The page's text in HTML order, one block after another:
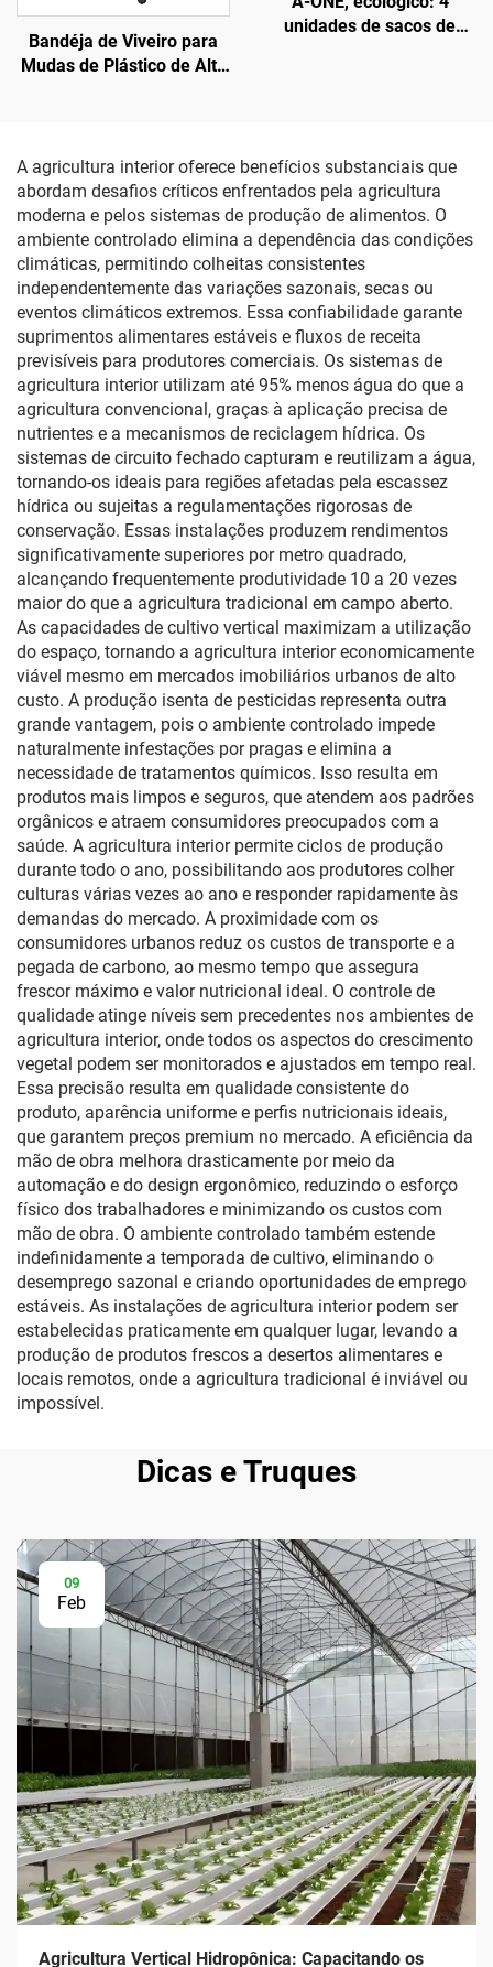
Bandéja de Viveiro para
Mudas de Plástico de Alta
unidades de sacos de
tomates e vegetais
A agricultura interior oferece benefícios substanciais que
abordam desafios críticos enfrentados pela agricultura
moderna e pelos sistemas de produção de alimentos. O
ambiente controlado elimina a dependência das condições
climáticas, permitindo colheitas consistentes
independentemente das variações sazonais, secas ou
eventos climáticos extremos. Essa confiabilidade garante
suprimentos alimentares estáveis e fluxos de receita
previsíveis para produtores comerciais. Os sistemas de
agricultura interior utilizam até 95% menos água do que a
agricultura convencional, graças à aplicação precisa de
nutrientes e a mecanismos de reciclagem hídrica. Os
sistemas de circuito fechado capturam e reutilizam a água,
tornando-os ideais para regiões afetadas pela escassez
hídrica ou sujeitas a regulamentações rigorosas de
conservação. Essas instalações produzem rendimentos
significativamente superiores por metro quadrado,
alcançando frequentemente produtividade 10 a 20 vezes
maior do que a agricultura tradicional em campo aberto.
As capacidades de cultivo vertical maximizam a utilização
do espaço, tornando a agricultura interior economicamente
viável mesmo em mercados imobiliários urbanos de alto
custo. A produção isenta de pesticidas representa outra
grande vantagem, pois o ambiente controlado impede
naturalmente infestações por pragas e elimina a
necessidade de tratamentos químicos. Isso resulta em
produtos mais limpos e seguros, que atendem aos padrões
orgânicos e atraem consumidores preocupados com a
saúde. A agricultura interior permite ciclos de produção
durante todo o ano, possibilitando aos produtores colher
culturas várias vezes ao ano e responder rapidamente às
demandas do mercado. A proximidade com os
consumidores urbanos reduz os custos de transporte e a
pegada de carbono, ao mesmo tempo que assegura
frescor máximo e valor nutricional ideal. O controle de
qualidade atinge níveis sem precedentes nos ambientes de
agricultura interior, onde todos os aspectos do crescimento
vegetal podem ser monitorados e ajustados em tempo real.
Essa precisão resulta em qualidade consistente do
produto, aparência uniforme e perfis nutricionais ideais,
que garantem preços premium no mercado. A eficiência da
mão de obra melhora drasticamente por meio da
automação e do design ergonômico, reduzindo o esforço
físico dos trabalhadores e minimizando os custos com
mão de obra. O ambiente controlado também estende
indefinidamente a temporada de cultivo, eliminando o
desemprego sazonal e criando oportunidades de emprego
estáveis. As instalações de agricultura interior podem ser
estabelecidas praticamente em qualquer lugar, levando a
produção de produtos frescos a desertos alimentares e
locais remotos, onde a agricultura tradicional é inviável ou
impossível.
Dicas e Truques
09
Feb
Agricultura Vertical Hidropônica: Capacitando os